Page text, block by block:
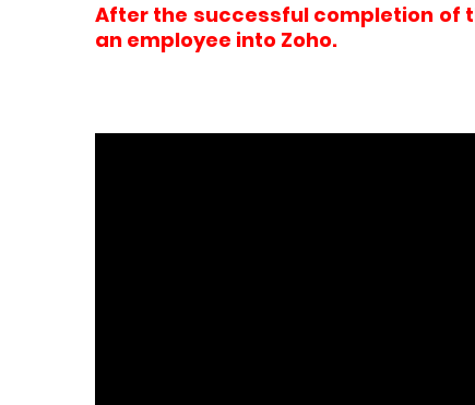
After the successful completion of
an employee into Zoho.